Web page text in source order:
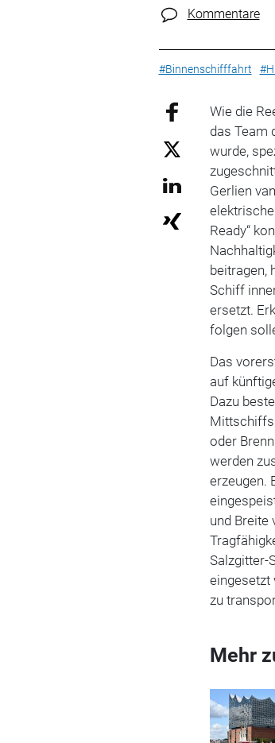
Kommentare
#Binnenschifffahrt
Wie die
das Team
wurde,
Gerlien
Ready“
beitragen,
Schiff
ersetzt.
folgen
Das
auf
Dazu
oder
werden
erzeugen.
und Breite
Salzgitter-
eingesetzt
zu
Mehr